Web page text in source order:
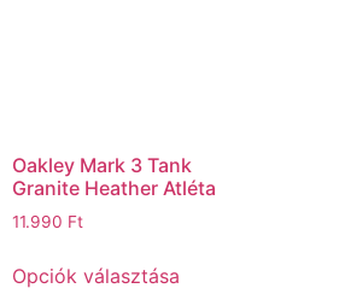
Oakley Mark 3 Tank
Granite Heather Atléta
11.990 Ft
Opciók választása